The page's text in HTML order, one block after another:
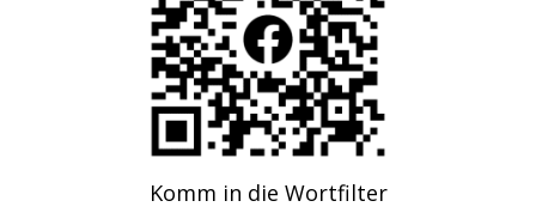
Komm in die Wortfilter